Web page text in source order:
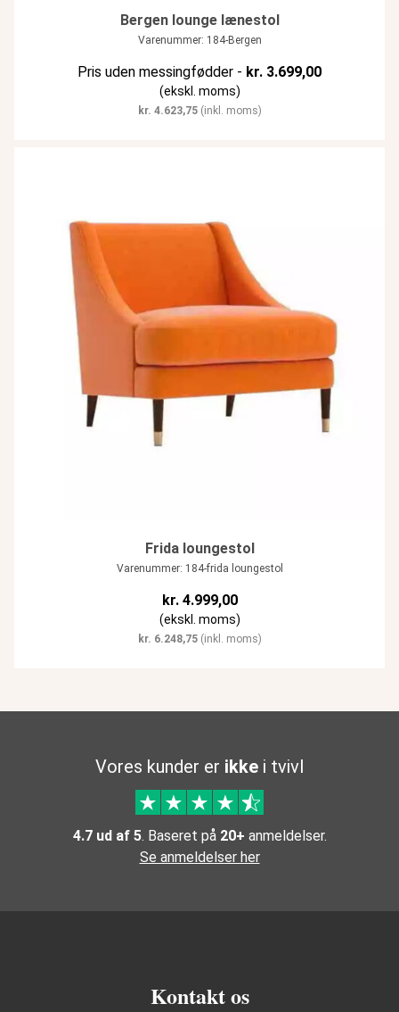
Bergen lounge lænestol
Varenummer: 184-Bergen
Pris uden messingfødder - kr. 3.699,00
(ekskl. moms)
kr. 4.623,75(inkl. moms)
Frida loungestol
Varenummer: 184-frida loungestol
kr.4.999,00
(ekskl. moms)
kr. 6.248,75(inkl. moms)
Vores kunder er ikke i tvivl
4.7 ud af 5. Baseret på 20+ anmeldelser.
Se anmeldelser her
Kontakt os